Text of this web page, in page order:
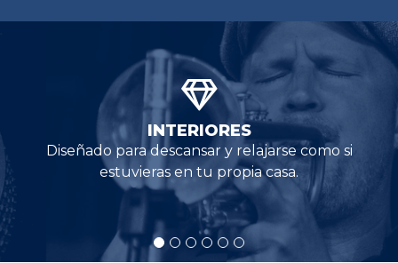
INTERIORES
Diseñado para descansar y relajarse como si
estuvieras en tu propia casa.